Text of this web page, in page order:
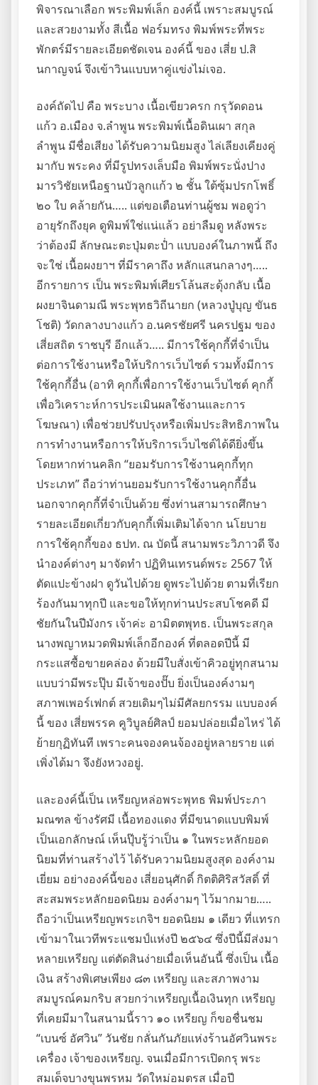
พิจารณาเลือก พระพิมพ์เล็ก องค์นี้ เพราะสมบูรณ์
และสวยงามทั้ง สีเนื้อ ฟอร์มทรง พิมพ์พระที่พระ
พักตร์มีรายละเอียดชัดเจน องค์นี้ ของ เสี่ย ป.สิ
นกาญจน์ จึงเข้าวินแบบหาคู่แข่งไม่เจอ.
องค์ถัดไป คือ พระบาง เนื้อเขียวครก กรุวัดดอน
แก้ว อ.เมือง จ.ลำพูน พระพิมพ์เนื้อดินเผา สกุล
ลำพูน มีชื่อเสียง ได้รับความนิยมสูง ไล่เลียงเคียงคู่
มากับ พระคง ที่มีรูปทรงเล็บมือ พิมพ์พระนั่งปาง
มารวิชัยเหนือฐานบัวลูกแก้ว ๒ ชั้น ใต้ซุ้มปรกโพธิ์
๒๐ ใบ คล้ายกัน….. แต่ขอเตือนท่านผู้ชม พอดูว่า
อายุรักถึงยุค ดูพิมพ์ใช่แน่แล้ว อย่าลืมดู หลังพระ
ว่าต้องมี ลักษณะตะปุ่มตะปํ่า แบบองค์ในภาพนี้ ถึง
จะใช่ เนื้อผงยาฯ ที่มีราคาถึง หลักแสนกลางๆ…..
อีกรายการ เป็น พระพิมพ์เศียรโล้นสะดุ้งกลับ เนื้อ
ผงยาจินดามณี พระพุทธวิถีนายก (หลวงปู่บุญ ขันธ
โชติ) วัดกลางบางแก้ว อ.นครชัยศรี นครปฐม ของ
เสี่ยสถิต ราชบุรี อีกแล้ว….. มีการใช้คุกกี้ที่จำเป็น
ต่อการใช้งานหรือให้บริการเว็บไซต์ รวมทั้งมีการ
ใช้คุกกี้อื่น (อาทิ คุกกี้เพื่อการใช้งานเว็บไซต์ คุกกี้
เพื่อวิเคราะห์การประเมินผลใช้งานและการ
โฆษณา) เพื่อช่วยปรับปรุงหรือเพิ่มประสิทธิภาพใน
การทำงานหรือการให้บริการเว็บไซต์ได้ดียิ่งขึ้น
โดยหากท่านคลิก “ยอมรับการใช้งานคุกกี้ทุก
ประเภท” ถือว่าท่านยอมรับการใช้งานคุกกี้อื่น
นอกจากคุกกี้ที่จำเป็นด้วย ซึ่งท่านสามารถศึกษา
รายละเอียดเกี่ยวกับคุกกี้เพิ่มเติมได้จาก นโยบาย
การใช้คุกกี้ของ ธปท. ณ บัดนี้ สนามพระวิภาวดี จึง
นำองค์ต่างๆ มาจัดทำ ปฏิทินเทรนด์พระ 2567 ให้
ตัดแปะข้างฝา ดูวันไปด้วย ดูพระไปด้วย ตามที่เรียก
ร้องกันมาทุกปี และขอให้ทุกท่านประสบโชคดี มี
ชัยกันในปีมังกร เจ้าค่ะ อามิตตพุทธ. เป็นพระสกุล
นางพญาหมวดพิมพ์เล็กอีกองค์ ที่ตลอดปีนี้ มี
กระแสซื้อขายคล่อง ด้วยมีใบสั่งเข้าคิวอยู่ทุกสนาม
แบบว่ามีพระปุ๊บ มีเจ้าของปั๊บ ยิ่งเป็นองค์งามๆ
สภาพเพอร์เฟกต์ สวยเดิมๆไม่มีศัลยกรรม แบบองค์
นี้ ของ เสี่ยพรรค คูวิบูลย์ศิลป์ ยอมปล่อยเมื่อไหร่ ได้
ย้ายกุฏิทันที เพราะคนจองคนจ้องอยู่หลายราย แต่
เพิ่งได้มา จึงยังหวงอยู่.
และองค์นี้เป็น เหรียญหล่อพระพุทธ พิมพ์ประภา
มณฑล ข้างรัศมี เนื้อทองแดง ที่มีขนาดแบบพิมพ์
เป็นเอกลักษณ์ เห็นปุ๊บรู้ว่าเป็น ๑ ในพระหลักยอด
นิยมที่ท่านสร้างไว้ ได้รับความนิยมสูงสุด องค์งาม
เยี่ยม อย่างองค์นี้ของ เสี่ยอนุศักดิ์ กิตติศิริสวัสดิ์ ที่
สะสมพระหลักยอดนิยม องค์งามๆ ไว้มากมาย…..
ถือว่าเป็นเหรียญพระเกจิฯ ยอดนิยม ๑ เดียว ที่แทรก
เข้ามาในเวทีพระแชมป์แห่งปี ๒๕๖๔ ซึ่งปีนี้มีส่งมา
หลายเหรียญ แต่ตัดสินง่ายเมื่อเห็นอันนี้ ซึ่งเป็น เนื้อ
เงิน สร้างพิเศษเพียง ๘๓ เหรียญ และสภาพงาม
สมบูรณ์คมกริบ สวยกว่าเหรียญเนื้อเงินทุก เหรียญ
ที่เคยมีมาในสนามนี้ราว ๑๐ เหรียญ ก็ขอชื่นชม
“เบนซ์ อัศวิน” วันชัย กลั่นกันภัยแห่งร้านอัศวินพระ
เครื่อง เจ้าของเหรียญ. จนเมื่อมีการเปิดกรุ พระ
สมเด็จบางขุนพรหม วัดใหม่อมตรส เมื่อปี